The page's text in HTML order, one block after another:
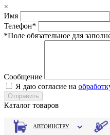
×
Имя
Телефон*
*Поле обязательное для
Сообщение
Я даю согласие на
Каталог товаров